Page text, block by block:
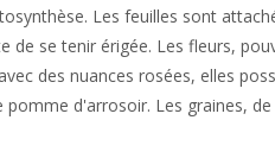
Les feuilles sont
de se tenir érigée. Les fleurs,
des nuances rosées, elles
d'arrosoir. Les graines,